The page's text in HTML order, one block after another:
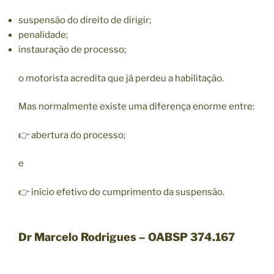
suspensão do direito de dirigir;
penalidade;
instauração de processo;
o motorista acredita que já perdeu a habilitação.
Mas normalmente existe uma diferença enorme entre:
👉 abertura do processo;
e
👉 início efetivo do cumprimento da suspensão.
Dr Marcelo Rodrigues – OABSP 374.167